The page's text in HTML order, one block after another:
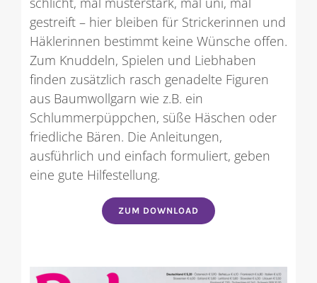
gestreift – hier bleiben für Strickerinnen und
Häklerinnen bestimmt keine Wünsche offen.
Zum Knuddeln, Spielen und Liebhaben
finden zusätzlich rasch genadelte Figuren
aus Baumwollgarn wie z.B. ein
Schlummerpüppchen, süße Häschen oder
friedliche Bären. Die Anleitungen,
ausführlich und einfach formuliert, geben
eine gute Hilfestellung.
ZUM DOWNLOAD